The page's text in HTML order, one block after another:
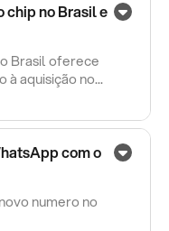
chip no Brasil e
Brasil oferece
à aquisição no...
com o
numero no